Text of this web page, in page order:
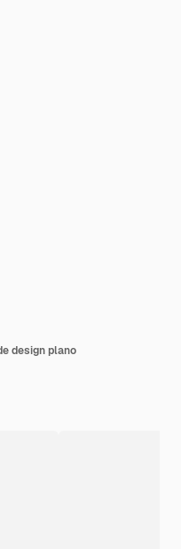
design plano